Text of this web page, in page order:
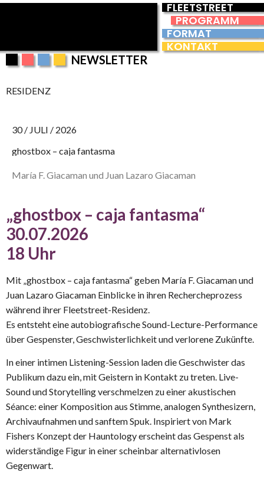
FLEETSTREET
PROGRAMM
FORMAT
KONTAKT
NEWSLETTER
RESIDENZ
30 / JULI / 2026
ghostbox – caja fantasma
María F. Giacaman und Juan Lazaro Giacaman
„ghostbox – caja fantasma“
30.07.2026
18 Uhr
Mit „ghostbox – caja fantasma“ geben María F. Giacaman und
Juan Lazaro Giacaman Einblicke in ihren Rechercheprozess
während ihrer Fleetstreet-Residenz.
Es entsteht eine autobiografische Sound-Lecture-Performance
über Gespenster, Geschwisterlichkeit und verlorene Zukünfte.
In einer intimen Listening-Session laden die Geschwister das
Publikum dazu ein, mit Geistern in Kontakt zu treten. Live-
Sound und Storytelling verschmelzen zu einer akustischen
Séance: einer Komposition aus Stimme, analogen Synthesizern,
Archivaufnahmen und sanftem Spuk. Inspiriert von Mark
Fishers Konzept der Hauntology erscheint das Gespenst als
widerständige Figur in einer scheinbar alternativlosen
Gegenwart.